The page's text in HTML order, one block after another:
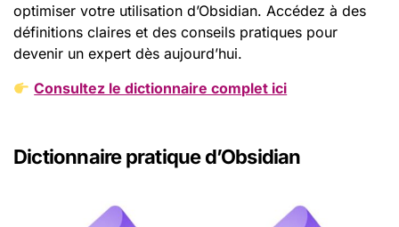
optimiser votre utilisation d’Obsidian. Accédez à des
définitions claires et des conseils pratiques pour
devenir un expert dès aujourd’hui.
Consultez le dictionnaire complet ici
Dictionnaire pratique d’Obsidian